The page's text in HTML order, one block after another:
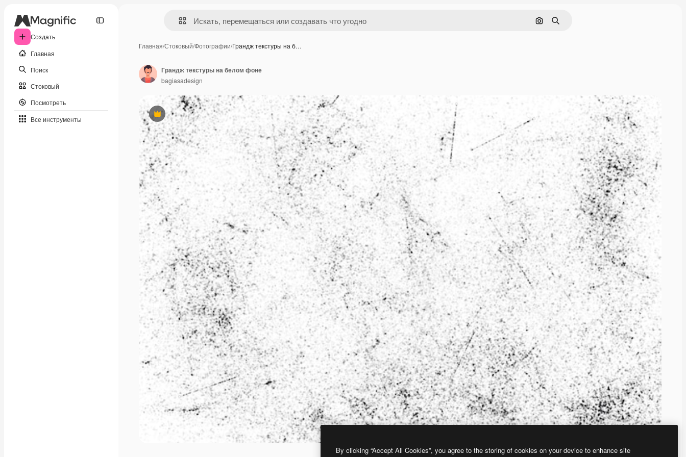
Создать
Главная
Поиск
Стоковый
Посмотреть
Все инструменты
Поиск по изображению
Поиск
Главная/Стоковый/Фотографии/Грандж текстуры на б…
Премиум
Грандж текстуры на белом фоне
bagiasadesign
By clicking “Accept All Cookies”, you agree to the storing of cookies on your device to enhance site